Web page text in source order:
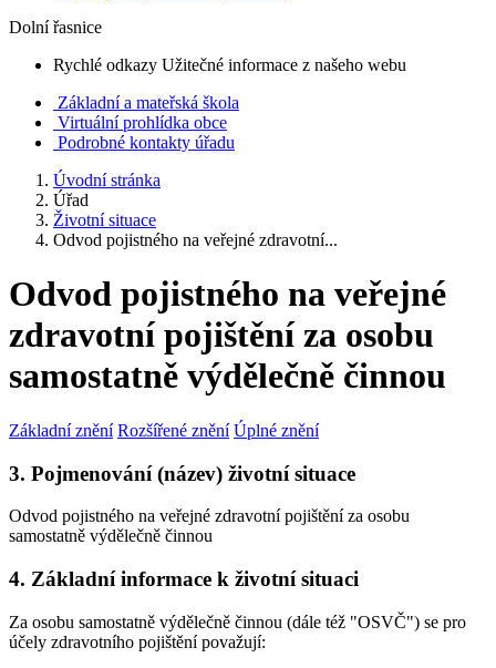
Dolní řasnice
Rychlé odkazy Užitečné informace z našeho webu
Základní a mateřská škola
Virtuální prohlídka obce
Podrobné kontakty úřadu
Úvodní stránka
Úřad
Životní situace
Odvod pojistného na veřejné zdravotní...
Odvod pojistného na veřejné
zdravotní pojištění za osobu
samostatně výdělečně činnou
Základní znění Rozšířené znění Úplné znění
3. Pojmenování (název) životní situace
Odvod pojistného na veřejné zdravotní pojištění za osobu
samostatně výdělečně činnou
4. Základní informace k životní situaci
Za osobu samostatně výdělečně činnou (dále též "OSVČ") se pro
účely zdravotního pojištění považují: